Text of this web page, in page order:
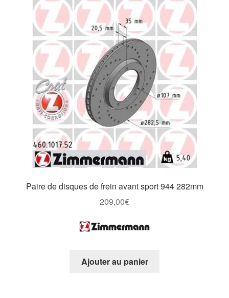
Paire de disques de frein avant sport 944 282mm
209,00€
Ajouter au panier